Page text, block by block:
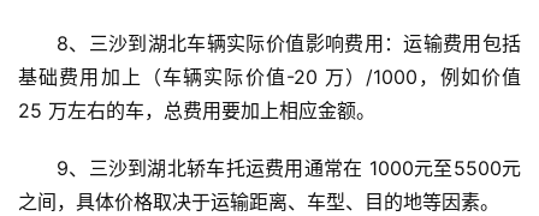
8、三沙到湖北车辆实际价值影响费用：运输费用包括
基础费用加上（车辆实际价值-20 万）/1000，例如价值
25 万左右的车，总费用要加上相应金额。
9、三沙到湖北轿车托运费用通常在 1000元至5500元
之间，具体价格取决于运输距离、车型、目的地等因素。